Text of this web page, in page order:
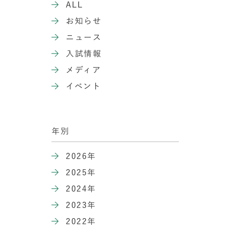
ALL
お知らせ
ニュース
入試情報
メディア
イベント
年別
2026年
2025年
2024年
2023年
2022年